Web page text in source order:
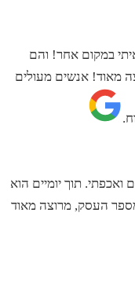
במקום אחר! והם
באמת.מרוצה מאוד! אנשים מעולים
ואכפתי. תוך יומיים הוא
העסק, מרוצה מאוד